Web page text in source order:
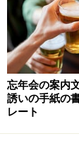
面目」の
真剣である
■やばい
「やばい」
言い方、俗
忘年会の案内
誘いの手紙の
レート